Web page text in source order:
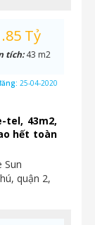
tel, 43m2,
hết toàn
Sun
quận 2,
Tỷ
tích:43 m2
25-04-2020